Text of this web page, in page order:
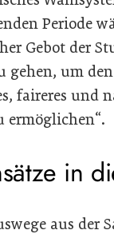
Periode
Gebot der
gehen, um
faireres und
ermöglichen“.
in
aus der